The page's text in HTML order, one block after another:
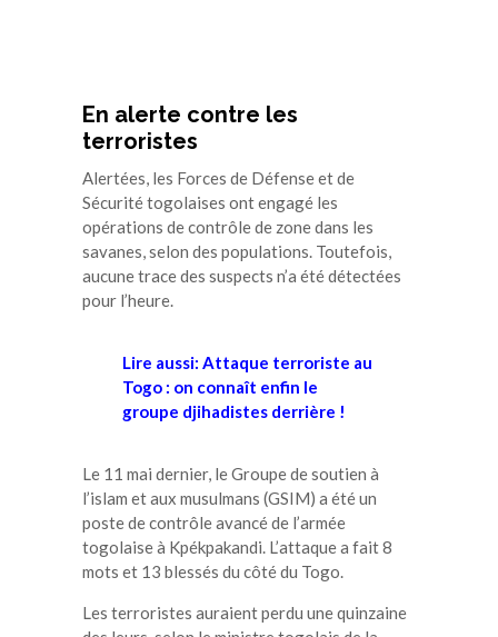
En alerte contre les
terroristes
Alertées, les Forces de Défense et de
Sécurité togolaises ont engagé les
opérations de contrôle de zone dans les
savanes, selon des populations. Toutefois,
aucune trace des suspects n’a été détectées
pour l’heure.
Lire aussi: Attaque terroriste au
Togo : on connaît enfin le
groupe djihadistes derrière !
Le 11 mai dernier, le Groupe de soutien à
l’islam et aux musulmans (GSIM) a été un
poste de contrôle avancé de l’armée
togolaise à Kpékpakandi. L’attaque a fait 8
mots et 13 blessés du côté du Togo.
Les terroristes auraient perdu une quinzaine